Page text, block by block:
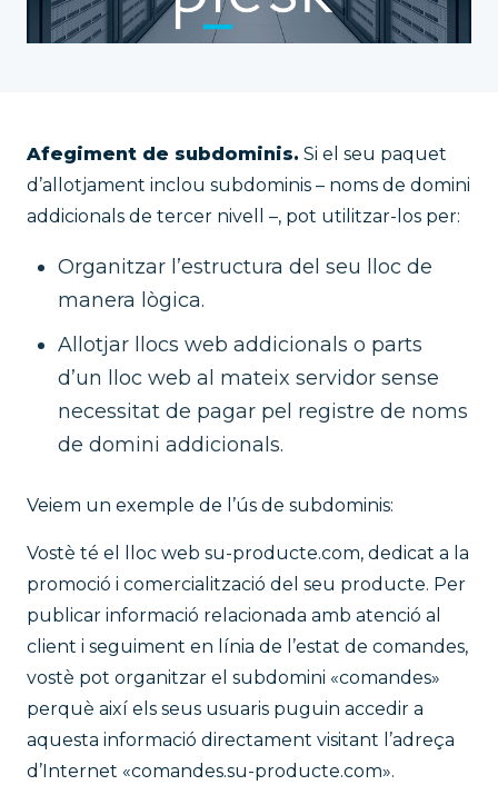
Afegiment de subdominis. Si el seu paquet
d’allotjament inclou subdominis – noms de domini
addicionals de tercer nivell –, pot utilitzar-los per:
Organitzar l’estructura del seu lloc de
manera lògica.
Allotjar llocs web addicionals o parts
d’un lloc web al mateix servidor sense
necessitat de pagar pel registre de noms
de domini addicionals.
Veiem un exemple de l’ús de subdominis:
Vostè té el lloc web su-producte.com, dedicat a la
promoció i comercialització del seu producte. Per
publicar informació relacionada amb atenció al
client i seguiment en línia de l’estat de comandes,
vostè pot organitzar el subdomini «comandes»
perquè així els seus usuaris puguin accedir a
aquesta informació directament visitant l’adreça
d’Internet «comandes.su-producte.com».